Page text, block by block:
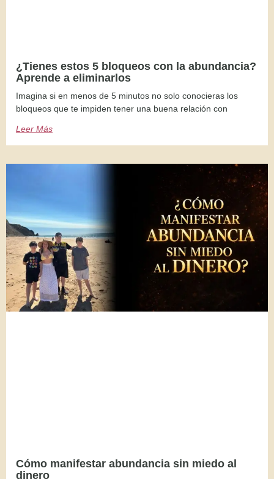
¿Tienes estos 5 bloqueos con la abundancia?
Aprende a eliminarlos
Imagina si en menos de 5 minutos no solo conocieras los
bloqueos que te impiden tener una buena relación con
Leer Más
Cómo manifestar abundancia sin miedo al
dinero